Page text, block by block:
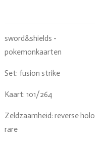
sword&shields -
pokemonkaarten
Set: fusion strike
Kaart: 101/264
Zeldzaamheid: reverse holo
rare